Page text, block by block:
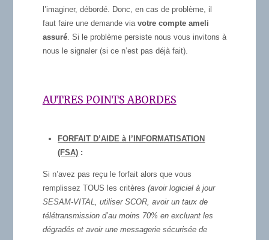
l’imaginer, débordé. Donc, en cas de problème, il
faut faire une demande via votre compte ameli
assuré. Si le problème persiste nous vous invitons à
nous le signaler (si ce n’est pas déjà fait).
AUTRES POINTS ABORDES
FORFAIT D’AIDE à l’INFORMATISATION
(FSA) :
Si n’avez pas reçu le forfait alors que vous
remplissez TOUS les critères (avoir logiciel à jour
SESAM-VITAL, utiliser SCOR, avoir un taux de
télétransmission d’au moins 70% en excluant les
dégradés et avoir une messagerie sécurisée de